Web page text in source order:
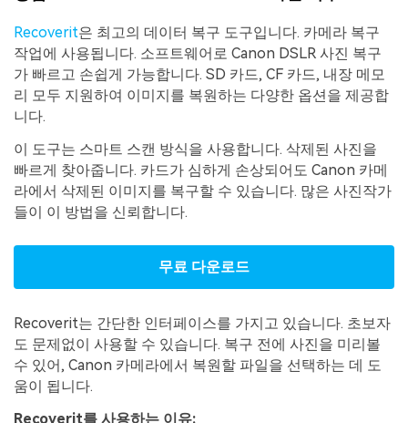
Recoverit은 최고의 데이터 복구 도구입니다. 카메라 복구
작업에 사용됩니다. 소프트웨어로 Canon DSLR 사진 복구
가 빠르고 손쉽게 가능합니다. SD 카드, CF 카드, 내장 메모
리 모두 지원하여 이미지를 복원하는 다양한 옵션을 제공합
니다.
이 도구는 스마트 스캔 방식을 사용합니다. 삭제된 사진을
빠르게 찾아줍니다. 카드가 심하게 손상되어도 Canon 카메
라에서 삭제된 이미지를 복구할 수 있습니다. 많은 사진작가
들이 이 방법을 신뢰합니다.
무료 다운로드
Recoverit는 간단한 인터페이스를 가지고 있습니다. 초보자
도 문제없이 사용할 수 있습니다. 복구 전에 사진을 미리볼
수 있어, Canon 카메라에서 복원할 파일을 선택하는 데 도
움이 됩니다.
Recoverit를 사용하는 이유: